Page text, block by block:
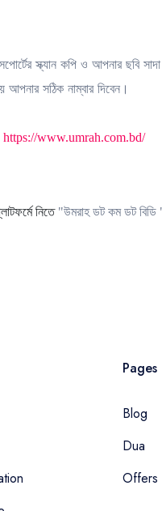
স্ক্যান কপি ও আপনার ছবি
সঠিক নাম্বার দিবেন।
https://www.umrah.com.bd/
নিতে "উমরাহ ডট কম ডট
Pages
Blog
Dua
Offers